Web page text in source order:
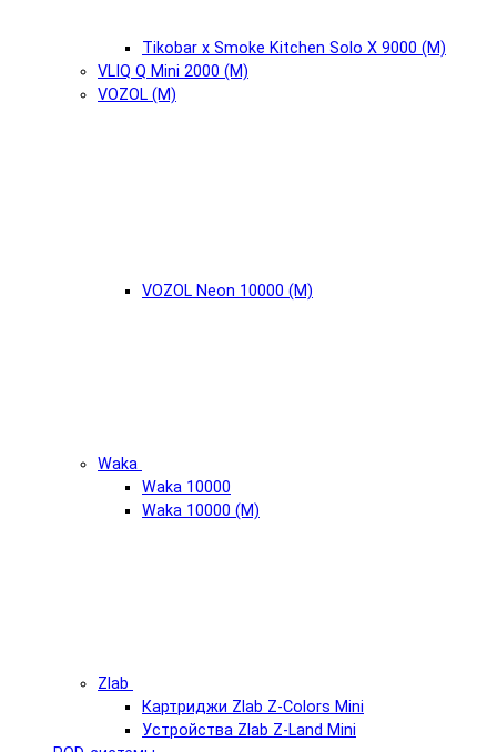
Tikobar x Smoke Kitchen Solo X 9000 (М)
VLIQ Q Mini 2000 (М)
VOZOL (М)
VOZOL Neon 10000 (М)
Waka
Waka 10000
Waka 10000 (М)
Zlab
Картриджи Zlab Z-Colors Mini
Устройства Zlab Z-Land Mini